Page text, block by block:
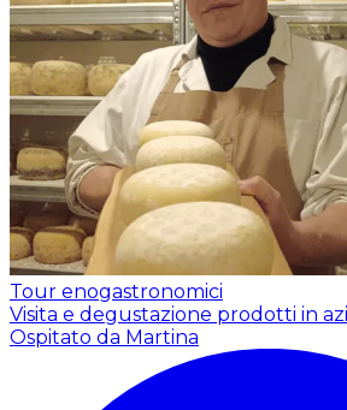
Tour enogastronomici
Visita e degustazione prodotti in
Ospitato da Martina